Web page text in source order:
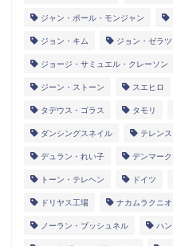
ジャン・ポール・モンジャン
ジョン・キム ジョン・ゼラ
ジョージ・サミュエル・クレーソン
ジーン・ストーン スエヒロ
タデウス・ゴラス タモリ
ダンシングスネイル テレン
デュラン・れい子 デンマーク
トーン・テレヘン ドイツ
ドリヤス工場 ナカムラクニオ
ノーラン・ブッシュネル ハ